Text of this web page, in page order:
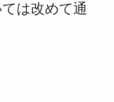
るの？デザイ
で売ってる？
は改めて通